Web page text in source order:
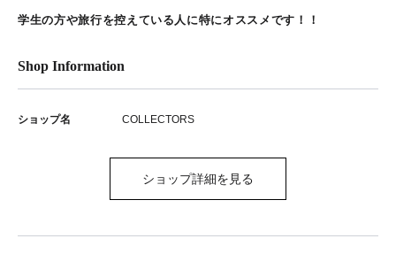
学生の方や旅行を控えている人に特にオススメです！！
Shop Information
ショップ名 COLLECTORS
ショップ詳細を見る